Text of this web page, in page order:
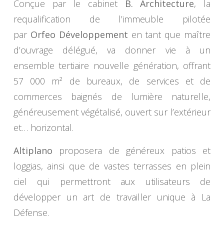
Conçue par le cabinet B. Architecture, la
requalification de l’immeuble pilotée
par Orfeo Développement en tant que maître
d’ouvrage délégué, va donner vie à un
ensemble tertiaire nouvelle génération, offrant
57 000 m² de bureaux, de services et de
commerces baignés de lumière naturelle,
généreusement végétalisé, ouvert sur l’extérieur
et… horizontal.
Altiplano proposera de généreux patios et
loggias, ainsi que de vastes terrasses en plein
ciel qui permettront aux utilisateurs de
développer un art de travailler unique à La
Défense.